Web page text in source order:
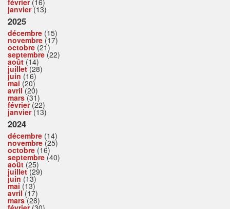
janvier(13)
2025
décembre (15)
novembre (17)
octobre (21)
septembre (22)
août (14)
juillet(28)
juin (16)
mai (20)
avril(20)
mars(31)
février(22)
janvier(13)
2024
décembre (14)
novembre (25)
octobre (16)
septembre (40)
août (25)
juillet(29)
juin (13)
mai (13)
avril(17)
mars(28)